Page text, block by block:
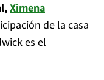
Ximena
de la casa
es el